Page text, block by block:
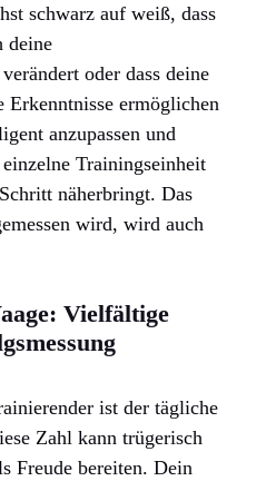
schwarz auf weiß, dass
deine
oder dass deine
Erkenntnisse ermöglichen
anzupassen und
Trainingseinheit
näherbringt. Das
wird, wird auch
Vielfältige
ist der tägliche
Zahl kann trügerisch
Freude bereiten. Dein